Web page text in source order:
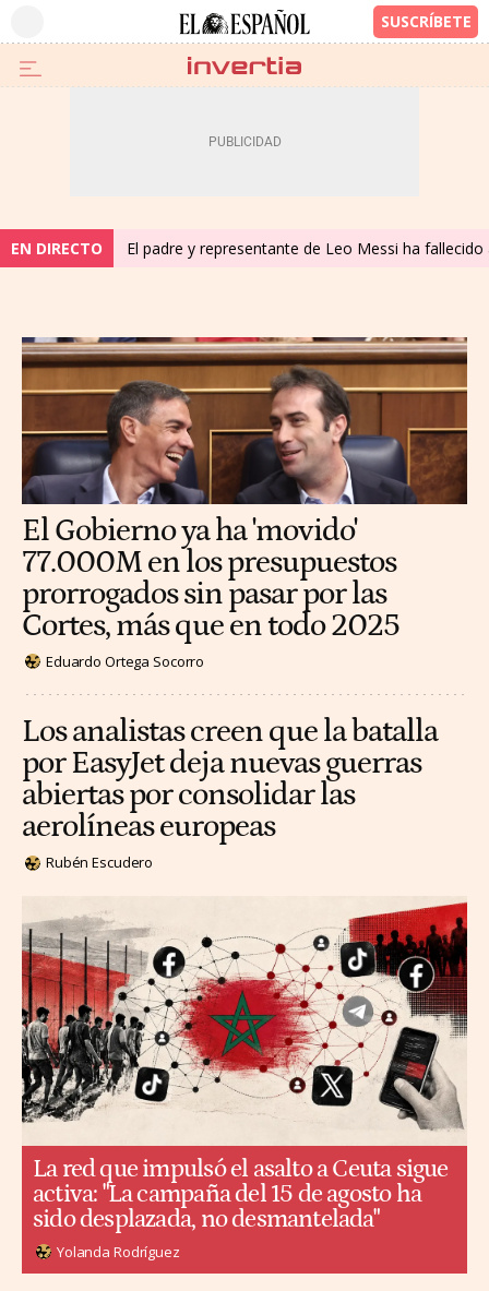
EN DIRECTO El padre y representante de Leo Messi ha
El Gobierno ya ha 'movido'
77.000M en los presupuestos
prorrogados sin pasar por las
Cortes, más que en todo 2025
Eduardo Ortega Socorro
Los analistas creen que la batalla
por EasyJet deja nuevas guerras
abiertas por consolidar las
aerolíneas europeas
Rubén Escudero
La red que impulsó el asalto a Ceuta sigue
activa: "La campaña del 15 de agosto ha
sido desplazada, no desmantelada"
Yolanda Rodríguez